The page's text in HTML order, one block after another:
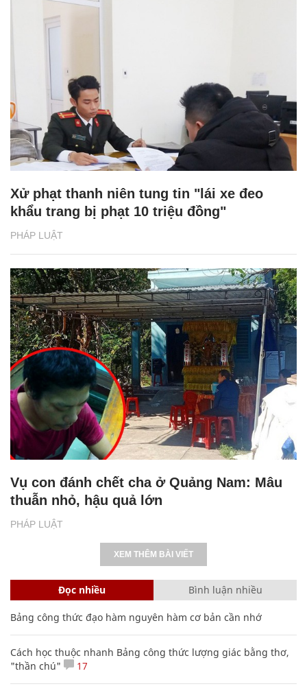
PHÁP LUẬT
Xử phạt thanh niên tung tin "lái xe đeo
khẩu trang bị phạt 10 triệu đồng"
PHÁP LUẬT
Vụ con đánh chết cha ở Quảng Nam: Mâu
thuẫn nhỏ, hậu quả lớn
XEM THÊM BÀI VIẾT
Đọc nhiều Bình luận nhiều
Bảng công thức đạo hàm nguyên hàm cơ bản cần nhớ
Cách học thuộc nhanh Bảng công thức lượng giác bằng thơ,
"thần chú"
17